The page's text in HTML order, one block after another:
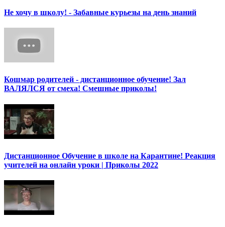
Не хочу в школу! - Забавные курьезы на день знаний
Кошмар родителей - дистанционное обучение! Зал
ВАЛЯЛСЯ от смеха! Смешные приколы!
Дистанционное Обучение в школе на Карантине! Реакция
учителей на онлайн уроки | Приколы 2022